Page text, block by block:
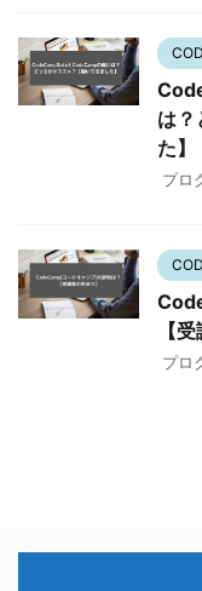
は？
た】
プロ
【
プロ